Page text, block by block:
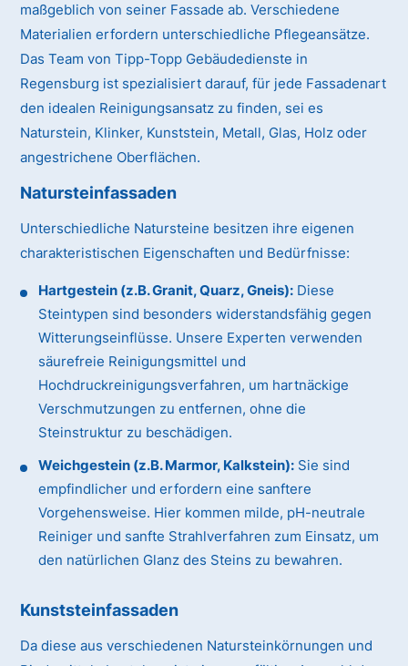
maßgeblich von seiner Fassade ab. Verschiedene
Materialien erfordern unterschiedliche Pflegeansätze.
Das Team von Tipp-Topp Gebäudedienste in
Regensburg ist spezialisiert darauf, für jede Fassadenart
den idealen Reinigungsansatz zu finden, sei es
Naturstein, Klinker, Kunststein, Metall, Glas, Holz oder
angestrichene Oberflächen.
Natursteinfassaden
Unterschiedliche Natursteine besitzen ihre eigenen
charakteristischen Eigenschaften und Bedürfnisse:
Hartgestein (z.B. Granit, Quarz, Gneis): Diese
Steintypen sind besonders widerstandsfähig gegen
Witterungseinflüsse. Unsere Experten verwenden
säurefreie Reinigungsmittel und
Hochdruckreinigungsverfahren, um hartnäckige
Verschmutzungen zu entfernen, ohne die
Steinstruktur zu beschädigen.
Weichgestein (z.B. Marmor, Kalkstein): Sie sind
empfindlicher und erfordern eine sanftere
Vorgehensweise. Hier kommen milde, pH-neutrale
Reiniger und sanfte Strahlverfahren zum Einsatz, um
den natürlichen Glanz des Steins zu bewahren.
Kunststeinfassaden
Da diese aus verschiedenen Natursteinkörnungen und